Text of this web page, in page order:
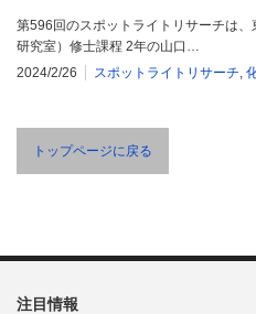
第596回のスポットライトリサーチは
研究室）修士課程 2年の山口…
2024/2/26
スポットライトリサーチ,
トップページに戻る
注目情報